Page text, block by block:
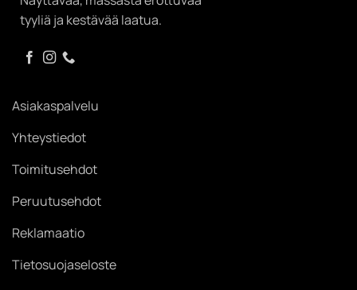
tyyliä ja kestävää laatua.
Asiakaspalvelu
Yhteystiedot
Toimitusehdot
Peruutusehdot
Reklamaatio
Tietosuojaseloste